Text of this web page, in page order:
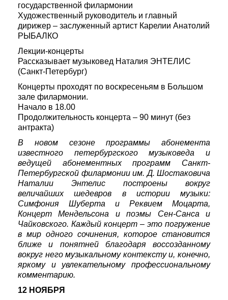
государственной филармонии
Художественный руководитель и главный
дирижер – заслуженный артист Карелии Анатолий
РЫБАЛКО
Лекции-концерты
Рассказывает музыковед Наталия ЭНТЕЛИС
(Санкт-Петербург)
Концерты проходят по воскресеньям в Большом
зале филармонии.
Начало в 18.00
Продолжительность концерта – 90 минут (без
антракта)
В новом сезоне программы абонемента
известного петербургского музыковеда и
ведущей абонементных программ Санкт-
Петербургской филармонии им. Д. Шостаковича
Наталии Энтелис построены вокруг
величайших шедевров в истории музыки:
Симфония Шуберта и Реквием Моцарта,
Концерт Мендельсона и поэмы Сен-Санса и
Чайковского. Каждый концерт – это погружение
в мир одного сочинения, которое становится
ближе и понятней благодаря воссозданному
вокруг него музыкальному контексту и, конечно,
яркому и увлекательному профессиональному
комментарию.
12 НОЯБРЯ